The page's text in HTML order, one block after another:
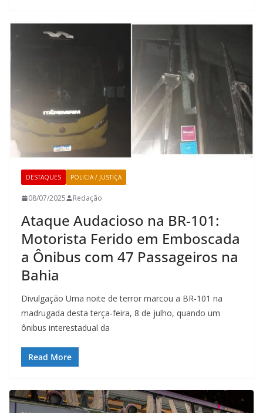
DESTAQUES POLICIA / JUSTIÇA
08/07/2025 Redação
Ataque Audacioso na BR-101:
Motorista Ferido em Emboscada
a Ônibus com 47 Passageiros na
Bahia
Divulgação Uma noite de terror marcou a BR-101 na
madrugada desta terça-feira, 8 de julho, quando um
ônibus interestadual da
Read More